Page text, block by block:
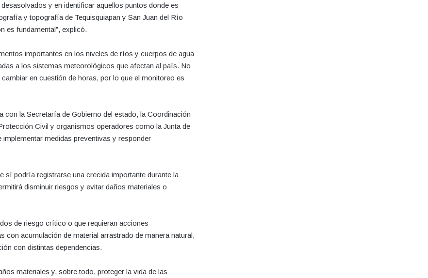
y en identificar aquellos puntos donde es
y topografía de Tequisquiapan y San Juan del Río
es fundamental”, explicó.
importantes en los niveles de ríos y cuerpos de agua
a los sistemas meteorológicos que afectan al país. No
en cuestión de horas, por lo que el monitoreo es
con la Secretaría de Gobierno del estado, la Coordinación
Civil y organismos operadores como la Junta de
medidas preventivas y responder
sí podría registrarse una crecida importante durante la
disminuir riesgos y evitar daños materiales o
de riesgo crítico o que requieran acciones
acumulación de material arrastrado de manera natural,
con distintas dependencias.
materiales y, sobre todo, proteger la vida de las